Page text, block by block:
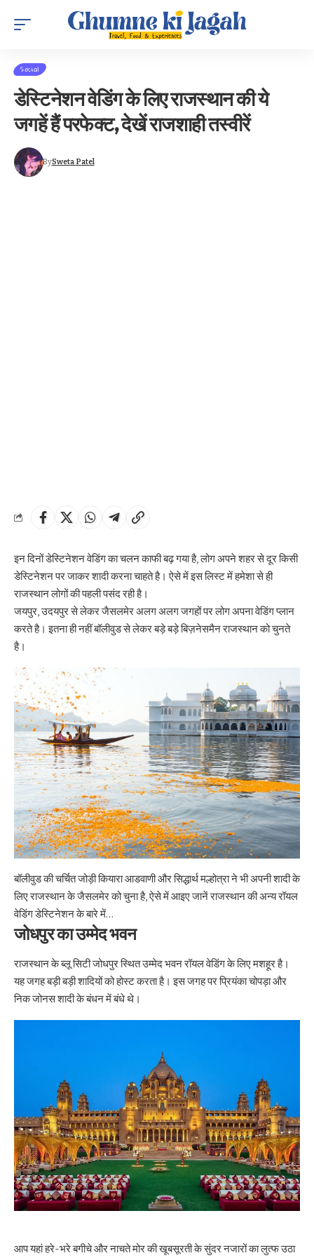
Social
डेस्टिनेशन वेडिंग के लिए राजस्थान की ये
जगहें हैं परफेक्ट, देखें राजशाही तस्वीरें
BySweta Patel
इन दिनों डेस्टिनेशन वेडिंग का चलन काफी बढ़ गया है, लोग अपने शहर से दूर किसी
डेस्टिनेशन पर जाकर शादी करना चाहते है। ऐसे में इस लिस्ट में हमेशा से ही
राजस्थान लोगों की पहली पसंद रही है।
जयपुर, उदयपुर से लेकर जैसलमेर अलग अलग जगहों पर लोग अपना वेडिंग प्लान
करते है। इतना ही नहीं बॉलीवुड से लेकर बड़े बड़े बिज़नेसमैन राजस्थान को चुनते
है।
बॉलीवुड की चर्चित जोड़ी कियारा आडवाणी और सिद्धार्थ मल्होत्रा ने भी अपनी शादी के
लिए राजस्थान के जैसलमेर को चुना है, ऐसे में आइए जानें राजस्थान की अन्य रॉयल
वेडिंग डेस्टिनेशन के बारे में…
जोधपुर का उम्मेद भवन
राजस्थान के ब्लू सिटी जोधपुर स्थित उम्मेद भवन रॉयल वेडिंग के लिए मशहूर है।
यह जगह बड़ी बड़ी शादियों को होस्ट करता है। इस जगह पर प्रियंका चोपड़ा और
निक जोनस शादी के बंधन में बंधे थे।
आप यहां हरे-भरे बगीचे और नाचते मोर की खूबसूरती के सुंदर नजारों का लुत्फ उठा